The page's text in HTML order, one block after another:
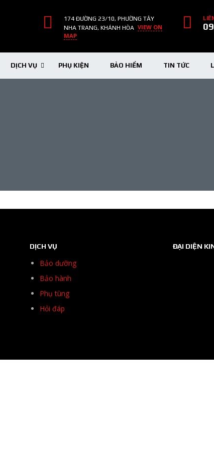
174 ĐƯỜNG 23/10, PHƯỜNG TÂY
NHA TRANG, KHÁNH HÒA VIEW ON
MAP
DỊCH VỤ PHỤ KIỆN BẢO HIỂM TIN TỨC
DỊCH VỤ
Bảo dưỡng
Bảo hành
Phụ tùng
Hỏi đáp
ĐẠI DIỆN